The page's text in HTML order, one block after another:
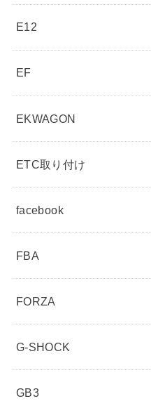
E12
EF
EKWAGON
ETC取り付け
facebook
FBA
FORZA
G-SHOCK
GB3